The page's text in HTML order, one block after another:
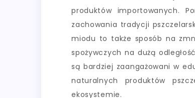
produktów importowanych.
zachowania tradycji
miodu to także sposób na
spożywczych na dużą
są bardziej zaangażowani w
naturalnych produktów
ekosystemie.